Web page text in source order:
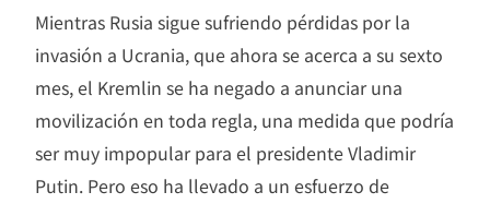
Mientras Rusia sigue sufriendo pérdidas por la
invasión a Ucrania, que ahora se acerca a su sexto
mes, el Kremlin se ha negado a anunciar una
movilización en toda regla, una medida que podría
ser muy impopular para el presidente Vladimir
Putin. Pero eso ha llevado a un esfuerzo de